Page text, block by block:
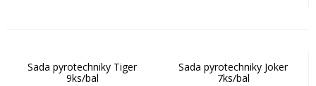
Sada pyrotechniky Tiger
9ks/bal
Sada pyrotechniky Joker
7ks/bal